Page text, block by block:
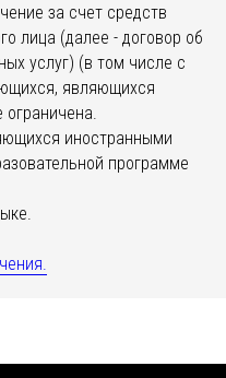
за счет средств
лица (далее - договор об
услуг) (в том числе с
являющихся
иностранными
программе